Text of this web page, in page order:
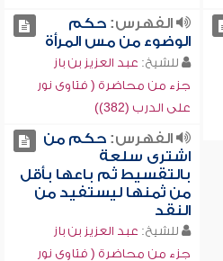
الفهرس:حكم
الوضوء من مس المرأة
للشيخ: عبد العزيز بن باز
جزء من محاضرة ( فتاوى نور
على الدرب (382))
الفهرس:حكم من
اشترى سلعة
بالتقسيط ثم باعها بأقل
من ثمنها ليستفيد من
النقد
للشيخ: عبد العزيز بن باز
جزء من محاضرة ( فتاوى نور